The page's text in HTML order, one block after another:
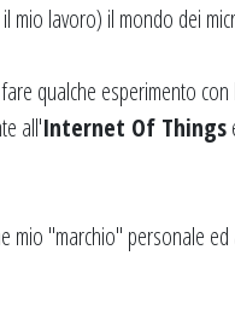
mio lavoro) il mondo dei
qualche esperimento
all'Internet Of Things
mio "marchio" personale